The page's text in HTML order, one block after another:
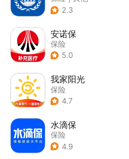
2.3
安诺保
保险
5.0
我家阳光
保险
4.7
水滴保
保险
4.9